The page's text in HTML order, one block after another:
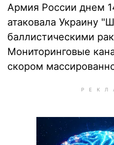
Армия России днем
атаковала Украину
баллистическими
Мониторинговые
скором